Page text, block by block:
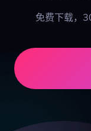
免费下载，